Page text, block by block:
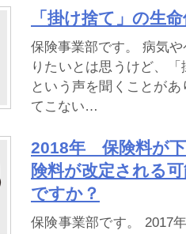
「掛け捨て」の生
保険事業部です。 病気
りたいとは思うけど、
という声を聞くことが
てこない…
2018年 保険料が
険料が改定される
ですか？
保険事業部です。 2017